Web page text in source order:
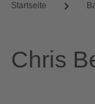
Startseite
Chris